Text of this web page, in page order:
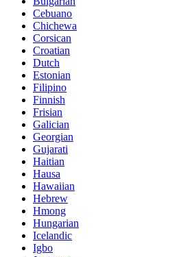
Cebuano
Chichewa
Corsican
Croatian
Dutch
Estonian
Filipino
Finnish
Frisian
Galician
Georgian
Gujarati
Haitian
Hausa
Hawaiian
Hebrew
Hmong
Hungarian
Icelandic
Igbo